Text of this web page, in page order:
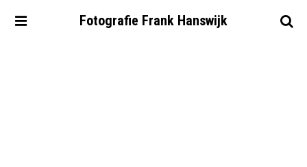
Fotografie Frank Hanswijk